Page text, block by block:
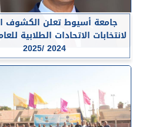
جامعة أسيوط تعلن الكشوف
لانتخابات الاتحادات الطلابية
2024 /2025